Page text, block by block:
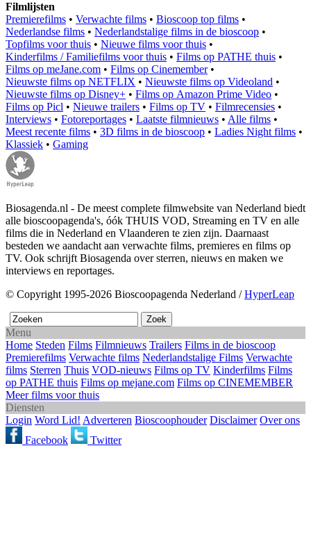
Filmlijsten
Premierefilms • Verwachte films • Bioscoop top films •
Nederlandse films • Nederlandstalige films in de bioscoop •
Topfilms voor thuis • Nieuwe films voor thuis •
Kinderfilms / Familiefilms voor thuis • Films op PATHE thuis •
Films op meJane.com • Films op Cinemember•
Nieuwste films op NETFLIX • Nieuwste films op Videoland •
Nieuwste films op Disney+ • Films op Amazon Prime Video •
Films op Picl • Nieuwe trailers • Films op TV • Filmrecensies •
Interviews • Fotoreportages • Laatste filmnieuws • Alle films •
Meest recente films • 3D films in de bioscoop • Ladies Night films •
Klassiek • Gaming
Biosagenda.nl - De meest complete filmwebsite van Nederland biedt
alle bioscoopagenda's, óók THUIS VOD, Streaming en TV en alle
films die in Nederland en Vlaanderen te zien zijn. Daarnaast
besteden we aandacht aan verwachte films, premieres en films op
TV. Ook schrijft Biosagenda over sterren, nieuws en maken we
interviews en reportages.
© Copyright 1995-2026 Bioscoopagenda Nederland /HyperLeap
Menu
Home Steden Films Filmnieuws Trailers Films in de bioscoop
Premierefilms Verwachte films Nederlandstalige Films Verwachte
films Sterren Thuis VOD-nieuws Films op TV Kinderfilms Films
op PATHE thuis Films op mejane.com Films op CINEMEMBER
Meer films voor thuis
Diensten
Login Word Lid! Adverteren Bioscoophouder Disclaimer Over ons
Facebook
Twitter